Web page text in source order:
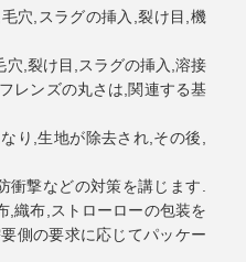
穴,スラグの挿入,裂け目,機
,裂け目,スラグの挿入,溶接
レンズの丸さは,関連する基
り,生地が除去され,その後,
撃などの対策を講じます.
,織布,ストローローの包装を
側の要求に応じてパッケー